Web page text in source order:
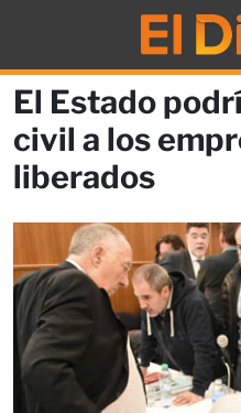
El Estado
civil a los
liberados